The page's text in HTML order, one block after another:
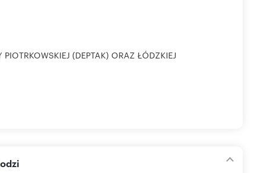
(DEPTAK) ORAZ ŁÓDZKIEJ